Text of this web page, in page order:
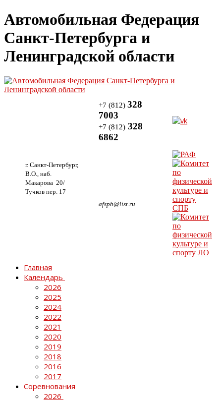
Автомобильная Федерация
Санкт-Петербурга и
Ленинградской области
г. Санкт-Петербург,
В.О., наб.
Макарова 20/
Тучков пер. 17
+7 (812) 328
7003
+7 (812) 328
6862
afspb@list.ru
Главная
Календарь
2026
2025
2024
2022
2021
2020
2019
2018
2016
2017
Соревнования
2026